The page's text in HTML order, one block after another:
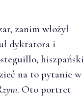
zanim włożył
dyktatora i
hiszpański
na to pytanie w
. Oto portret